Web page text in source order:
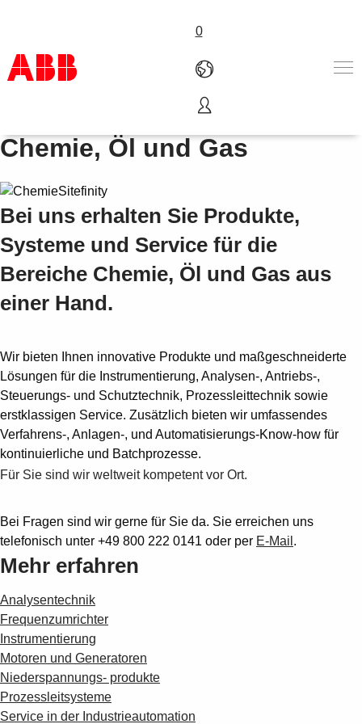
0
Produkte und Leistungen
Branchenlösungen
Karriere
Über uns
Suggestions
Portal für die Branchen
Chemie, Öl und Gas
Bei uns erhalten Sie Produkte,
Systeme und Service für die
Bereiche Chemie, Öl und Gas aus
einer Hand.
Wir bieten Ihnen innovative Produkte und maßgeschneiderte
Lösungen für die Instrumentierung, Analysen-, Antriebs-,
Steuerungs- und Schutztechnik, Prozessleittechnik sowie
erstklassigen Service. Zusätzlich bieten wir umfassendes
Verfahrens-, Anlagen-, und Automatisierungs-Know-how für
kontinuierliche und Batchprozesse.
Für Sie sind wir weltweit kompetent vor Ort.
Bei Fragen sind wir gerne für Sie da. Sie erreichen uns
telefonisch unter +49 800 222 0141 oder per E-Mail .
Mehr erfahren
Analysentechnik
Frequenzumrichter
Instrumentierung
Motoren und Generatoren
Niederspannungs- produkte
Prozessleitsysteme
Service in der Industrieautomation